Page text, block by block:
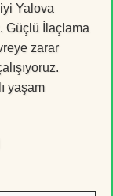
Yalova
Güçlü İlaçlama
zarar
yaşam